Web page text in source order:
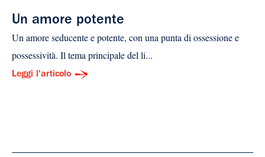
Un amore potente
Un amore seducente e potente, con una punta di ossessione e
possessività. Il tema principale del li...
Leggi l'articolo